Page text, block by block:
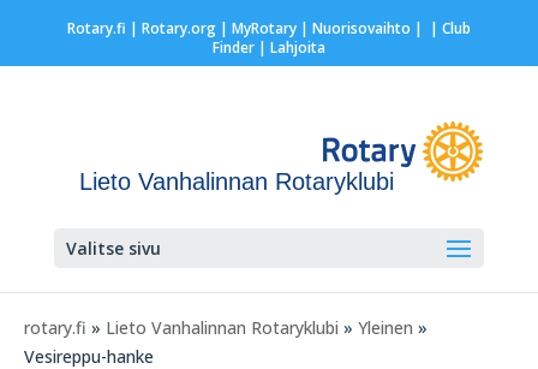
Rotary.fi | Rotary.org| MyRotary | Nuorisovaihto | | Club
Finder| Lahjoita
Lieto Vanhalinnan Rotaryklubi
Valitse sivu
rotary.fi » Lieto Vanhalinnan Rotaryklubi » Yleinen »
Vesireppu-hanke